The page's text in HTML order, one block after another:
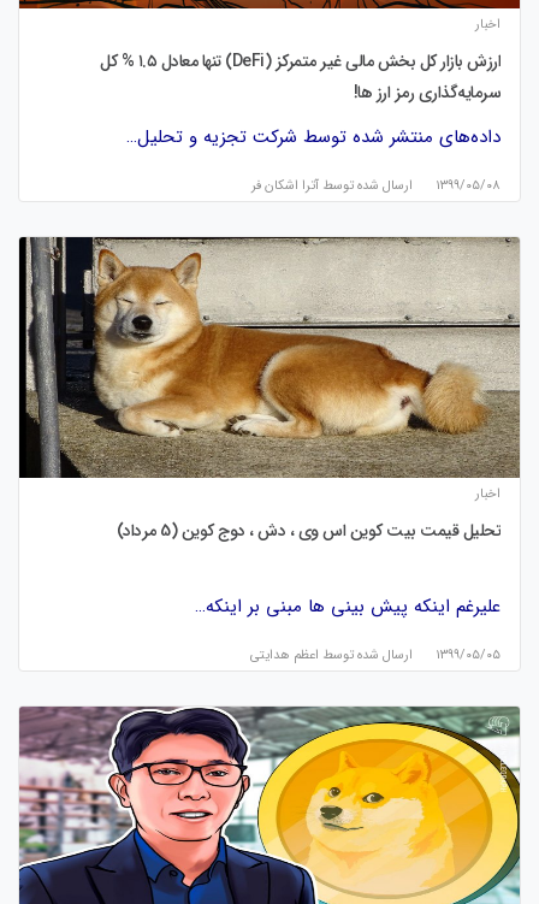
اخبار
ارزش بازار کل بخش مالی غیر متمرکز (‏DeFi) ‏تنها معادل ۱.۵ % کل
سرمایه‌گذاری رمز ارز ها!
داده‌های منتشر شده توسط شرکت تجزیه و تحلیل…
۱۳۹۹/۰۵/۰۸ ارسال شده توسط آترا اشکان فر
اخبار
تحلیل قیمت بیت کوین اس وی ، دش ، دوج کوین (5 مرداد)
علیرغم اینکه پیش بینی ها مبنی بر اینکه…
۱۳۹۹/۰۵/۰۵ ارسال شده توسط اعظم هدایتی